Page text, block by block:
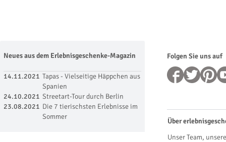
Neues aus dem Erlebnisgeschenke-Magazin
14.11.2021 Tapas - Vielseitige Häppchen aus
Spanien
24.10.2021 Streetart-Tour durch Berlin
23.08.2021 Die 7 tierischsten Erlebnisse im
Sommer
Folgen Sie uns auf
Über
Unser Team,